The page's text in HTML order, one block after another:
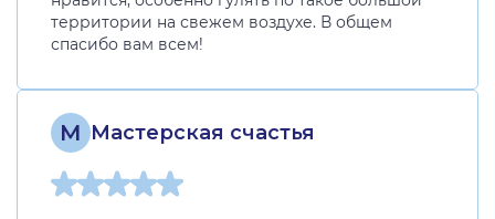
территории на свежем воздухе. В общем
спасибо вам всем!
М Мастерская счастья